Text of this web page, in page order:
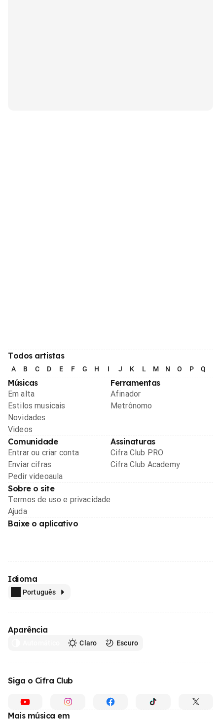
Todos artistas
A B C D E F G H I J K L M N O P Q
Músicas
Em alta
Estilos musicais
Novidades
Videos
Ferramentas
Afinador
Metrônomo
Comunidade
Entrar ou criar conta
Enviar cifras
Pedir videoaula
Assinaturas
Cifra Club PRO
Cifra Club Academy
Sobre o site
Termos de uso e privacidade
Ajuda
Baixe o aplicativo
Idioma
Português
Aparência
Claro Escuro
Siga o Cifra Club
Mais música em